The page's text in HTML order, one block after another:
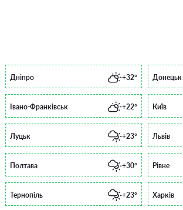
Дніпро +32° Донецьк
Івано-Франківськ +22° Київ
Луцьк +23° Львів
Полтава +30° Рівне
Тернопіль +23° Харків